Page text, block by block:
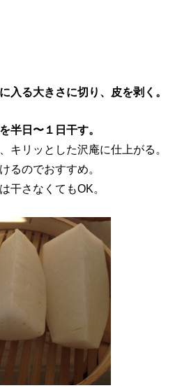
入る大きさに切り、皮を剥く。
半日〜１日干す。
キリッとした沢庵に仕上がる。
るのでおすすめ。
干さなくてもOK。